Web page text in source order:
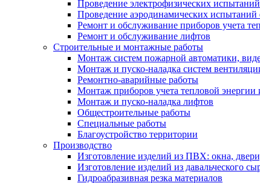
Проведение электрофизических испытаний
Проведение аэродинамических испытаний
Ремонт и обслуживание приборов учета
Ремонт и обслуживание лифтов
Строительные и монтажные работы
Монтаж систем пожарной автоматики,
Монтаж и пуско-наладка систем
Ремонтно-аварийные работы
Монтаж приборов учета тепловой энергии
Монтаж и пуско-наладка лифтов
Общестроительные работы
Специальные работы
Благоустройство территории
Производство
Изготовление изделий из ПВХ: окна,
Изготовление изделий из давальческого
Гидроабразивная резка материалов